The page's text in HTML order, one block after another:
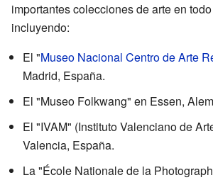
importantes colecciones de arte en
incluyendo:
El "Museo Nacional Centro de Arte
Madrid, España.
El "Museo Folkwang" en Essen,
El "IVAM" (Instituto Valenciano de
Valencia, España.
La "École Nationale de la